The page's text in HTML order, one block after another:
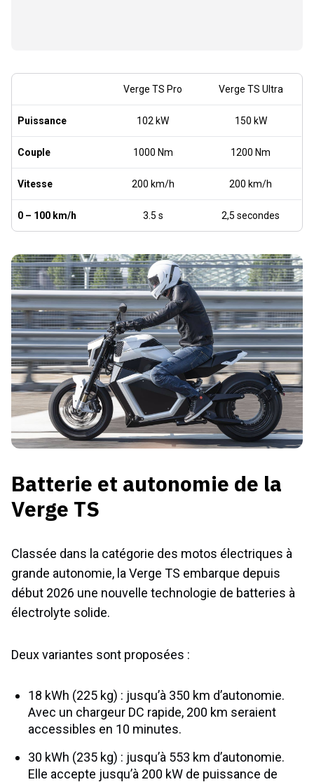
Verge TS Pro Verge TS Ultra
Puissance 102 kW 150 kW
Couple 1000 Nm 1200 Nm
Vitesse 200 km/h 200 km/h
0 – 100 km/h 3.5 s 2,5 secondes
Batterie et autonomie de la
Verge TS
Classée dans la catégorie des motos électriques à
grande autonomie, la Verge TS embarque depuis
début 2026 une nouvelle technologie de batteries à
électrolyte solide.
Deux variantes sont proposées :
18 kWh (225 kg) : jusqu’à 350 km d’autonomie.
Avec un chargeur DC rapide, 200 km seraient
accessibles en 10 minutes.
30 kWh (235 kg) : jusqu’à 553 km d’autonomie.
Elle accepte jusqu’à 200 kW de puissance de